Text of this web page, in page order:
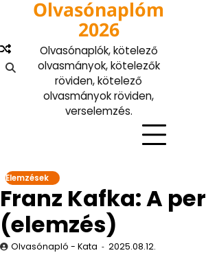
content
Olvasónaplóm
2026
Olvasónaplók, kötelező
olvasmányok, kötelezők
röviden, kötelező
olvasmányok röviden,
verselemzés.
Elemzések
Franz Kafka: A per
(elemzés)
Olvasónapló - Kata 2025.08.12.